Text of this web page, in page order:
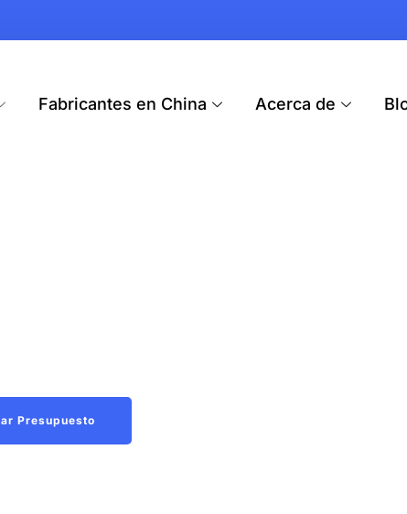
Fabricantes en China Acerca de
Presupuesto